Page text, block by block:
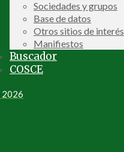
Sociedades y grupos
Base de datos
Otros sitios de interés
Manifiestos
Buscador
COSCE
2026